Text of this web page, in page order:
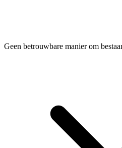
Geen betrouwbare manier om